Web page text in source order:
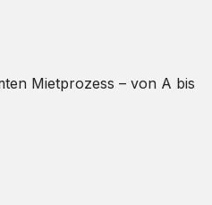
Mietprozess – von A bis